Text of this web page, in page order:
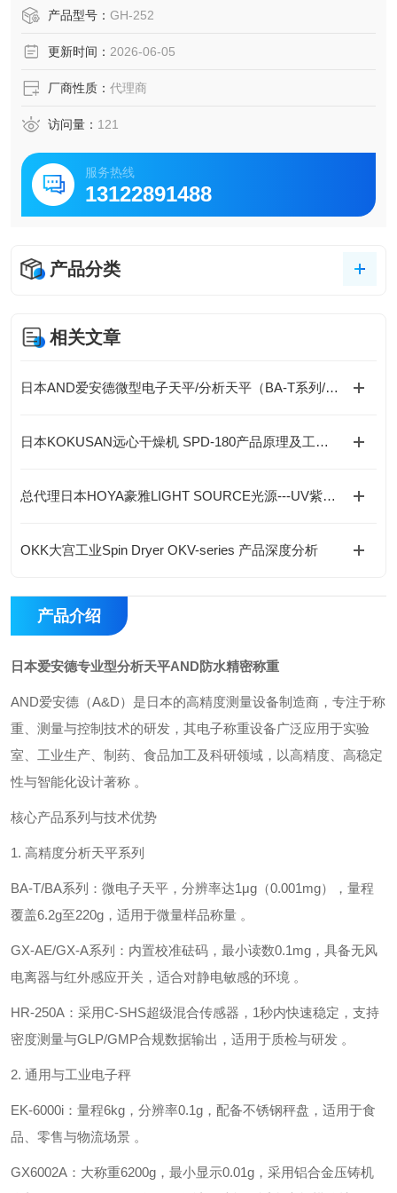
高稳定性与智能化设计著称 。
产品型号： GH-252
更新时间： 2026-06-05
厂商性质： 代理商
访问量： 121
服务热线
13122891488
产品分类
相关文章
日本AND爱安德微型电子天平/分析天平（BA-T系列/BA系列（A&D Borealis）
日本KOKUSAN远心干燥机 SPD-180产品原理及工况选型指南
总代理日本HOYA豪雅LIGHT SOURCE光源---UV紫外线LED光源产品
OKK大宫工业Spin Dryer OKV-series 产品深度分析
产品介绍
日本爱安德专业型分析天平AND防水精密称重
AND爱安德‌（A&D）是日本的高精度测量设备制造商，专注于称
重、测量与控制技术的研发，其电子称重设备广泛应用于‌实验
室、工业生产、制药、食品加工及科研领域‌，以高精度、高稳定
性与智能化设计著称 。
核心产品系列与技术优势
1. ‌高精度分析天平系列‌
‌BA-T/BA系列‌：微电子天平，分辨率达‌1μg（0.001mg）‌，量程
覆盖6.2g至220g，适用于微量样品称量 。
‌GX-AE/GX-A系列‌：内置校准砝码，最小读数‌0.1mg‌，具备无风
电离器与红外感应开关，适合对静电敏感的环境 。
‌HR-250A‌：采用‌C-SHS超级混合传感器‌，1秒内快速稳定，支持
密度测量与GLP/GMP合规数据输出，适用于质检与研发 。
2. ‌通用与工业电子秤‌
‌EK-6000i‌：量程‌6kg‌，分辨率‌0.1g‌，配备不锈钢秤盘，适用于食
品、零售与物流场景 。
‌GX6002A‌：大称重‌6200g‌，最小显示‌0.01g‌，采用铝合金压铸机